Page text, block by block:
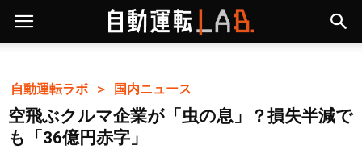
自動運転ラボ ＞ 国内ニュース
空飛ぶクルマ企業が「虫の息」？損失半減で
も「36億円赤字」